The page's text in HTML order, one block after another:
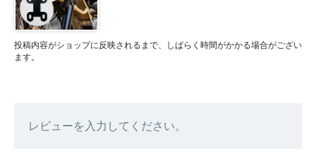
投稿内容がショップに反映されるまで、しばらく時間がかかる場合がござい
ます。
レビューを入力してください。